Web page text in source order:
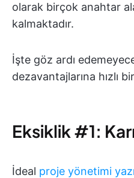
olarak birçok anahtar
kalmaktadır.
İşte göz ardı
dezavantajlarına hızlı
Eksiklik #1:
İdeal proje yönetimi